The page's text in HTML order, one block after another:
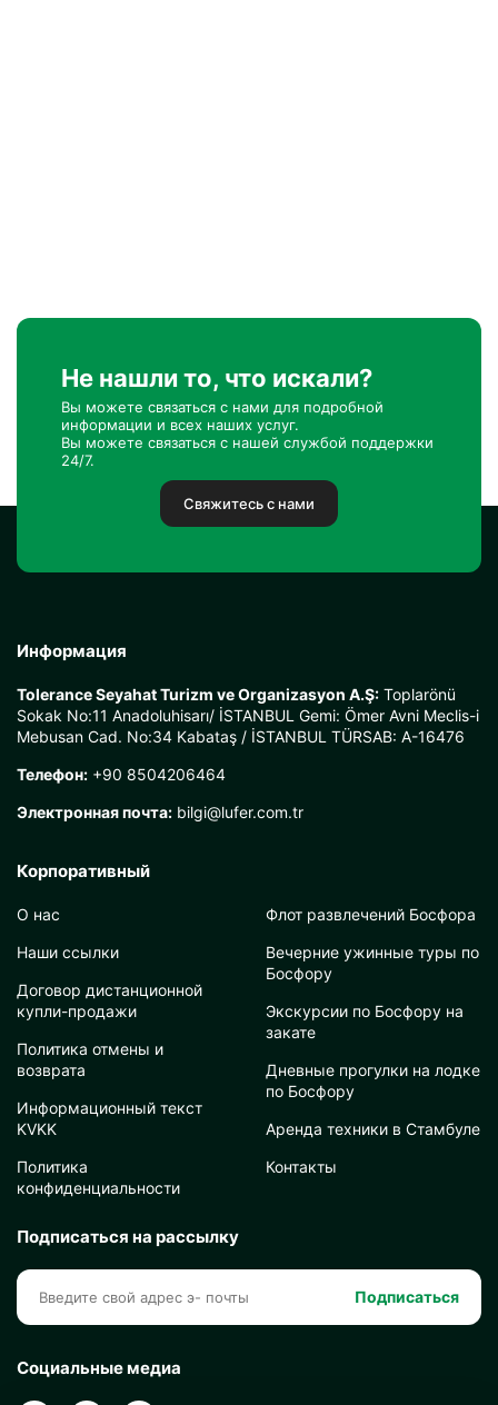
Не нашли то, что искали?
Вы можете связаться с нами для подробной
информации и всех наших услуг.
Вы можете связаться с нашей службой поддержки
24/7.
Свяжитесь с нами
Информация
Tolerance Seyahat Turizm ve Organizasyon A.Ş: Toplarönü
Sokak No:11 Anadoluhisarı/ İSTANBUL Gemi: Ömer Avni Meclis-i
Mebusan Cad. No:34 Kabataş / İSTANBUL TÜRSAB: A-16476
Телефон: +90 8504206464
Электронная почта: bilgi@lufer.com.tr
Корпоративный
О нас
Наши ссылки
Договор дистанционной
купли-продажи
Политика отмены и
возврата
Информационный текст
KVKK
Политика
конфиденциальности
Флот развлечений Босфора
Вечерние ужинные туры по
Босфору
Экскурсии по Босфору на
закате
Дневные прогулки на лодке
по Босфору
Аренда техники в Стамбуле
Контакты
Подписаться на рассылку
Подписаться
Социальные медиа